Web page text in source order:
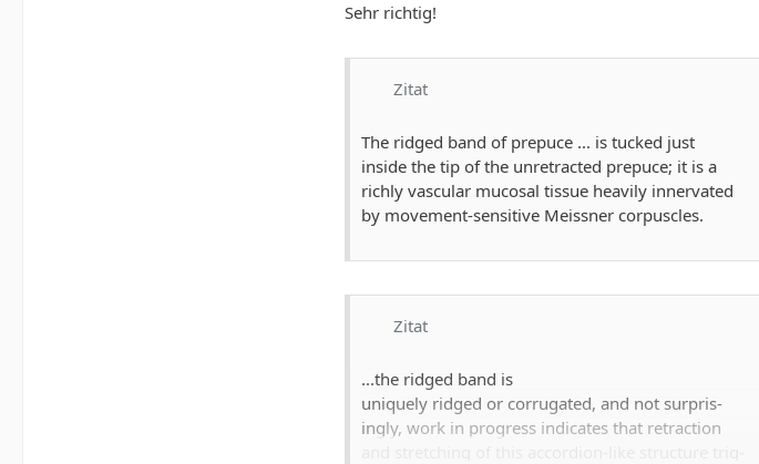
Sehr richtig!
Zitat
The ridged band of prepuce ... is tucked just
inside the tip of the unretracted prepuce; it is a
richly vascular mucosal tissue heavily innervated
by movement-sensitive Meissner corpuscles.
Zitat
...the ridged band is
uniquely ridged or corrugated, and not surpris-
ingly, work in progress indicates that retraction